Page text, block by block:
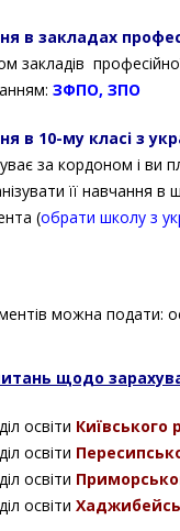
в закладах
закладів
ЗФПО, ЗПО
в 10-му класі з
за кордоном і ви
її навчання
(обрати школу з
можна подати:
щодо
освіти Київського
освіти
освіти
освіти